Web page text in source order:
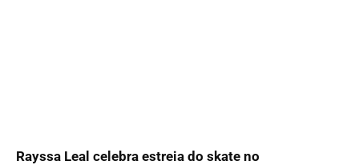
Rayssa Leal celebra estreia do skate no